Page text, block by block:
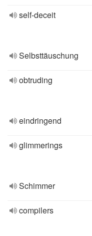
self-deceit
Selbsttäuschung
obtruding
eindringend
glimmerings
Schimmer
compilers